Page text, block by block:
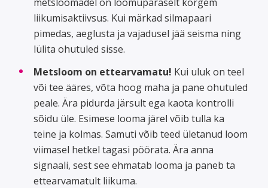
liikumisaktiivsus. Kui märkad silmapaari
pimedas, aeglusta ja vajadusel jää seisma ning
lülita ohutuled sisse.
Metsloom on ettearvamatu! Kui uluk on teel
või tee ääres, võta hoog maha ja pane ohutuled
peale. Ära pidurda järsult ega kaota kontrolli
sõidu üle. Esimese looma järel võib tulla ka
teine ja kolmas. Samuti võib teed ületanud loom
viimasel hetkel tagasi pöörata. Ära anna
signaali, sest see ehmatab looma ja paneb ta
ettearvamatult liikuma.